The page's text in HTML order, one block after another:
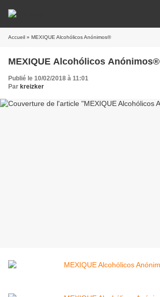
Accueil » MEXIQUE Alcohólicos Anónimos®
MEXIQUE Alcohólicos Anónimos®
Publié le 10/02/2018 à 11:01
Par kreizker